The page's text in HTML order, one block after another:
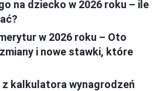
na dziecko w 2026 roku – ile
w 2026 roku – Oto
i nowe stawki, które
kalkulatora wynagrodzeń